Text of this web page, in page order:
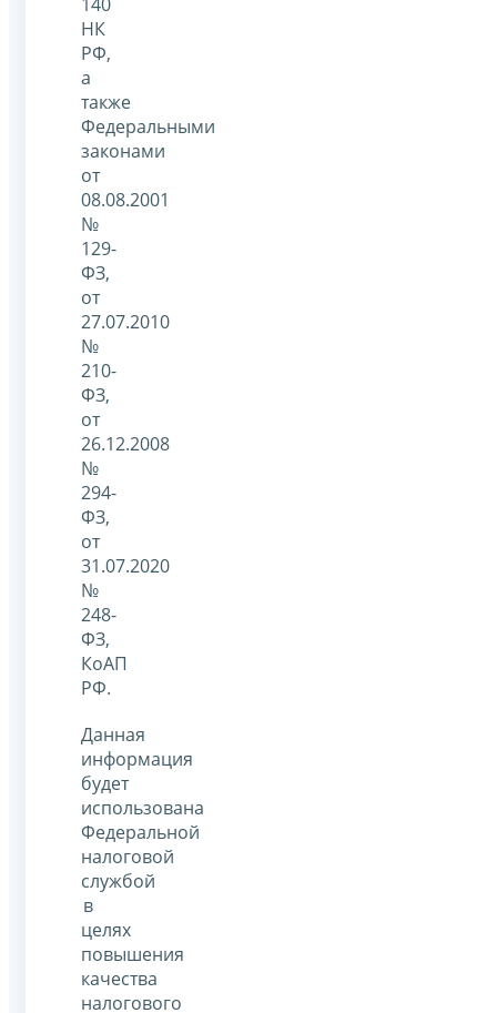
НК
РФ,
а
также
Федеральными
законами
от
08.08.2001
№
129-
ФЗ,
от
27.07.2010
№
210-
ФЗ,
от
26.12.2008
№
294-
ФЗ,
от
31.07.2020
№
248-
ФЗ,
КоАП
РФ.
Данная
информация
будет
использована
Федеральной
налоговой
службой
в
целях
повышения
качества
налогового